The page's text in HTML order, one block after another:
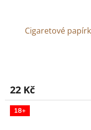
Cigaretové
22 Kč
18+